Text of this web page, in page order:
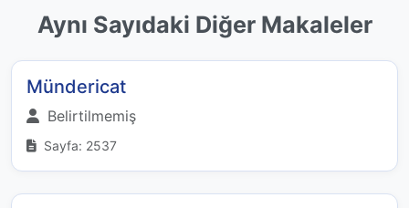
Aynı Sayıdaki Diğer Makaleler
Mündericat
Belirtilmemiş
Sayfa: 2537